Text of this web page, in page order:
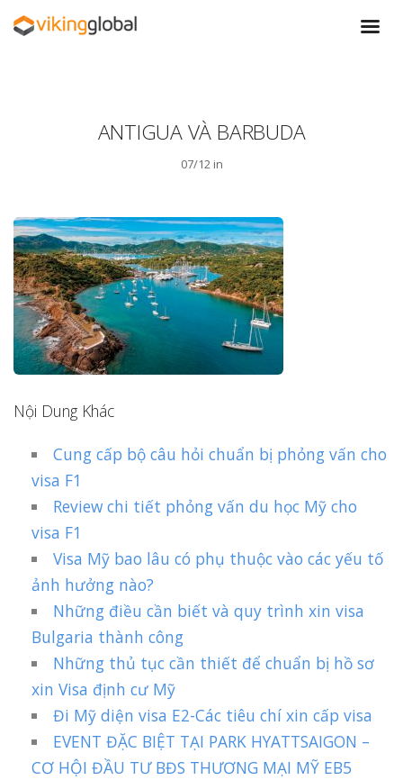
ANTIGUA VÀ BARBUDA
07/12 in
Nội Dung Khác
Cung cấp bộ câu hỏi chuẩn bị phỏng vấn cho
visa F1
Review chi tiết phỏng vấn du học Mỹ cho
visa F1
Visa Mỹ bao lâu có phụ thuộc vào các yếu tố
ảnh hưởng nào?
Những điều cần biết và quy trình xin visa
Bulgaria thành công
Những thủ tục cần thiết để chuẩn bị hồ sơ
xin Visa định cư Mỹ
Đi Mỹ diện visa E2-Các tiêu chí xin cấp visa
EVENT ĐẶC BIỆT TẠI PARK HYATTSAIGON –
CƠ HỘI ĐẦU TƯ BĐS THƯƠNG MẠI MỸ EB5